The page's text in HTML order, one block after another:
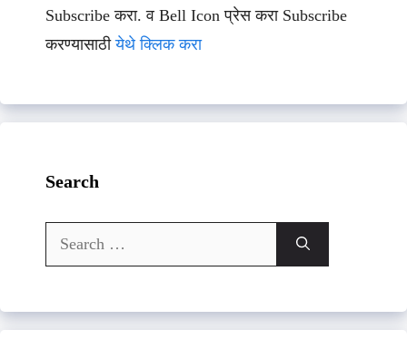
Subscribe करा. व Bell Icon प्रेस करा Subscribe
करण्यासाठीयेथे क्लिक करा
Search
Search
for: